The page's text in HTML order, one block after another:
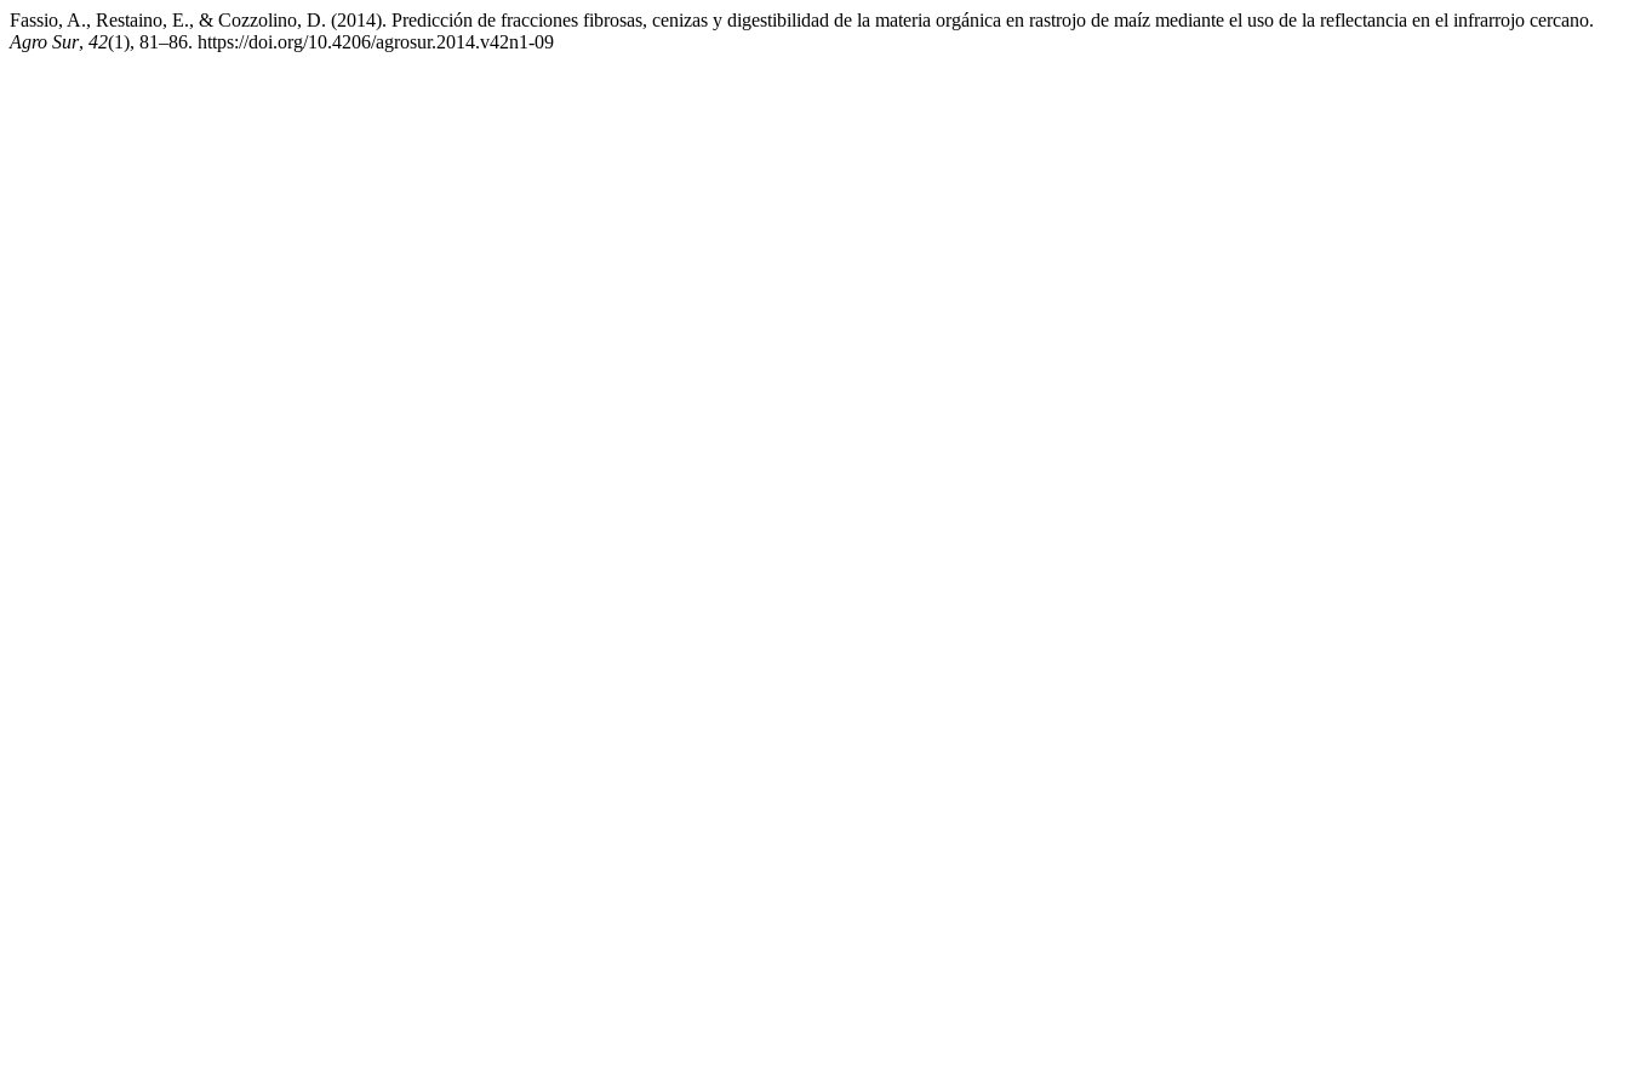
Fassio, A., Restaino, E., & Cozzolino, D. (2014). Predicción de fracciones fibrosas, cenizas y digestibilidad de la materia orgánica en rastrojo de maíz mediante el uso de la reflectancia en el infrarrojo cercano.
Agro Sur, 42(1), 81–86. https://doi.org/10.4206/agrosur.2014.v42n1-09